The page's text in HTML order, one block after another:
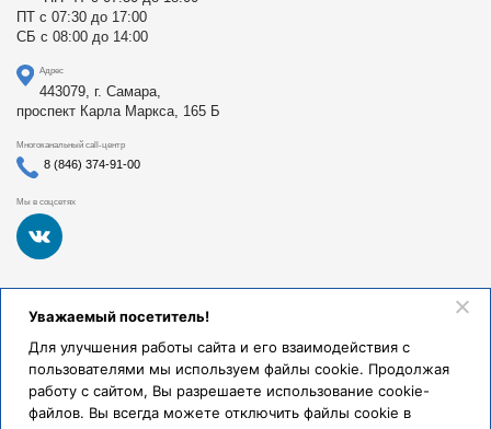
ПТ с 07:30 до 17:00
СБ с 08:00 до 14:00
Адрес
443079, г. Самара,
проспект Карла Маркса, 165 Б
Многоканальный call-центр
8 (846) 374-91-00
Мы в соцсетях
Федеральное государственное бюджетное образовательное
учреждение высшего образования «Самарский
здравоохранения Российской Федерации». Клиники СамГМУ
были основаны в 1930 году.
Реквизиты и правовая информация
Уважаемый посетитель!
Для улучшения работы сайта и его взаимодействия с
пользователями мы используем файлы cookie. Продолжая
работу с сайтом, Вы разрешаете использование cookie-
файлов. Вы всегда можете отключить файлы cookie в